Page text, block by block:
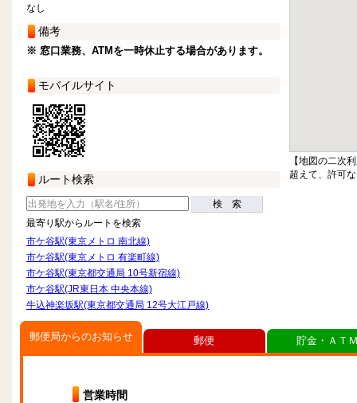
なし
備考
※ 窓口業務、ATMを一時休止する場合があります。
モバイルサイト
ルート検索
検 索
最寄り駅からルートを検索
市ケ谷駅(東京メトロ 南北線)
市ケ谷駅(東京メトロ 有楽町線)
市ケ谷駅(東京都交通局 10号新宿線)
市ケ谷駅(JR東日本 中央本線)
牛込神楽坂駅(東京都交通局 12号大江戸線)
【地図の二次
超えて、許可
郵便局からのお知らせ
営業時間
郵便 貯金・ＡＴ